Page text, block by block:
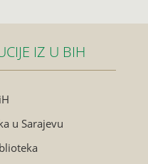
IZ U BIH
u Sarajevu